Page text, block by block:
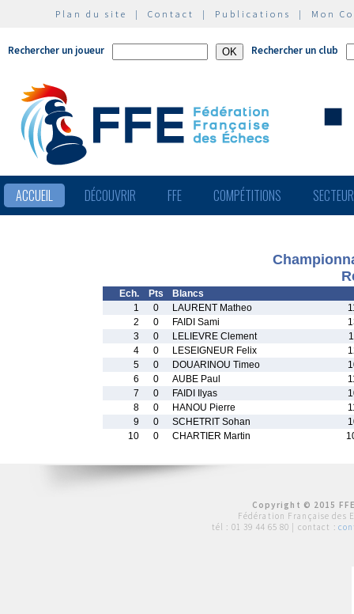
Plan du site | Contact | Publications | Mon
Rechercher un joueur Rechercher un club
ACCUEIL DÉCOUVRIR FFE COMPÉTITIONS
Ech. Pts
Blancs
1
0 LAURENT Matheo
2
0 FAIDI Sami
3
0 LELIEVRE Clement
4
0 LESEIGNEUR Felix
5
0 DOUARINOU Timeo
6
0 AUBE Paul
7
0 FAIDI Ilyas
8
0 HANOU Pierre
9
0 SCHETRIT Sohan
10
0 CHARTIER Martin
Copyright © 2015
Fédération Française des
tél : 01 39 44 65 80 | contact :